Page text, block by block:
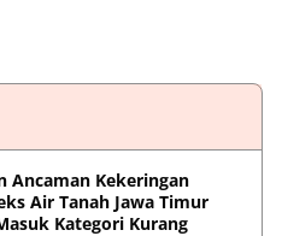
Ancaman Kekeringan
Air Tanah Jawa Timur
Kategori Kurang